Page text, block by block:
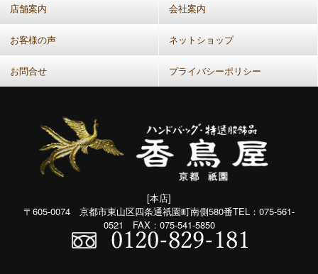
店舗案内 会社案内
お客様の声 ネットショップ
お問合せ プライバシーポリシー
[本店]
〒605-0074 京都市東山区四条通祇園町南側580番TEL：075-561-
0521 FAX：075-541-5850